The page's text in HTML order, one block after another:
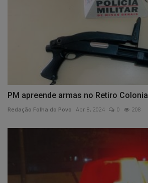
PM apreende armas no Retiro Colonial
Redação Folha do Povo Abr 8, 2024 0 208